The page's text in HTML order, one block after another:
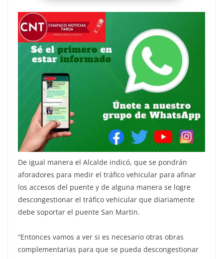
De igual manera el Alcalde indicó, que se pondrán
aforadores para medir el tráfico vehicular para afinar
los accesos del puente y de alguna manera se logre
descongestionar el tráfico vehicular que diariamente
debe soportar el puente San Martin.
“Entonces vamos a ver si es necesario otras obras
complementarias para que se pueda descongestionar